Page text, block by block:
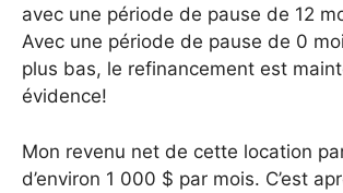
avec une période de pause de 12
Avec une période de pause de 0
plus bas, le refinancement est
évidence!
Mon revenu net de cette location
d’environ 1 000 $ par mois. C’est